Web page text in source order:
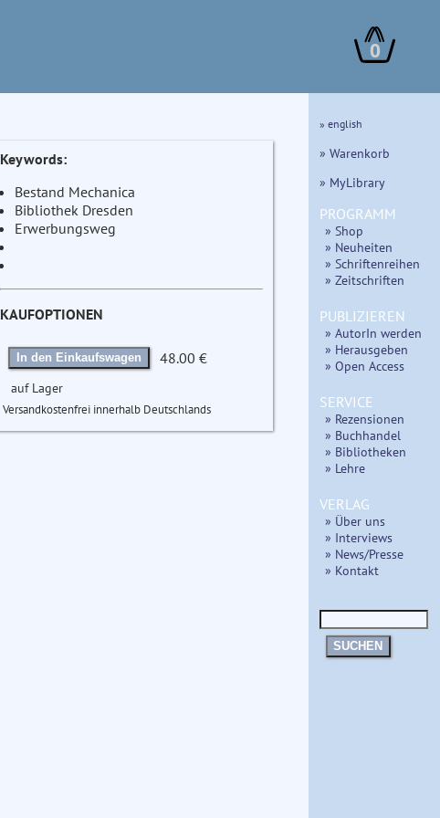
0
Keywords:
Bestand Mechanica
Bibliothek Dresden
Erwerbungsweg
KAUFOPTIONEN
In den Einkaufswagen 48.00 €
auf Lager
Versandkostenfrei innerhalb Deutschlands
» english
» Warenkorb
» MyLibrary
PROGRAMM
» Shop
» Neuheiten
» Schriftenreihen
» Zeitschriften
PUBLIZIEREN
» AutorIn werden
» Herausgeben
» Open Access
SERVICE
» Rezensionen
» Buchhandel
» Bibliotheken
» Lehre
VERLAG
» Über uns
» Interviews
» News/Presse
» Kontakt
SUCHEN